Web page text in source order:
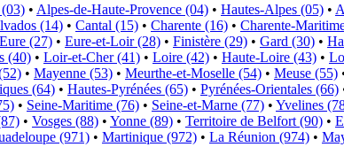
• Alpes-de-Haute-Provence (04) • Hautes-Alpes (05) •
(14) • Cantal (15) • Charente (16) • Charente-
Eure (27) • Eure-et-Loir (28) • Finistère (29) • Gard (30) •
(40) • Loir-et-Cher (41) • Loire (42) • Haute-Loire (43) •
• Mayenne (53) • Meurthe-et-Moselle (54) • Meuse (55)
(64) • Hautes-Pyrénées (65) • Pyrénées-Orientales (66)
• Seine-Maritime (76) • Seine-et-Marne (77) • Yvelines
• Vosges (88) • Yonne (89) • Territoire de Belfort (90) •
(971) • Martinique (972) • La Réunion (974) •